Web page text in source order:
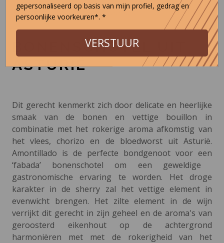
< KEER TERUG NAAR VLEES EN STOOFSCHOTELS
BONENSCHOTEL UIT
ASTURIË
Dit gerecht kenmerkt zich door delicate en heerlijke
smaak van de bonen en vettige bouillon in
combinatie met het rokerige aroma afkomstig van
het vlees, chorizo ​​en de bloedworst uit Asturië.
Amontillado is de perfecte bondgenoot voor een
‘fabada’ bonenschotel om een geweldige ​​
gastronomische ervaring te worden. Het droge
karakter in de sherry zal het vettige element in
evenwicht brengen. Het zilte element in de wijn
verrijkt dit gerecht in zijn geheel en de aroma's van
geroosterd eikenhout op de achtergrond
harmoniëren met met de rokerigheid van het
gepersonaliseerd op basis van mijn profiel, gedrag en
persoonlijke voorkeuren*. *
VERSTUUR